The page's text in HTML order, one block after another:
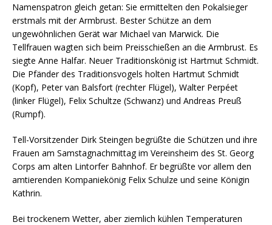
Namenspatron gleich getan: Sie ermittelten den Pokalsieger
erstmals mit der Armbrust. Bester Schütze an dem
ungewöhnlichen Gerät war Michael van Marwick. Die
Tellfrauen wagten sich beim Preisschießen an die Armbrust. Es
siegte Anne Halfar. Neuer Traditionskönig ist Hartmut Schmidt.
Die Pfänder des Traditionsvogels holten Hartmut Schmidt
(Kopf), Peter van Balsfort (rechter Flügel), Walter Perpéet
(linker Flügel), Felix Schultze (Schwanz) und Andreas Preuß
(Rumpf).
Tell-Vorsitzender Dirk Steingen begrüßte die Schützen und ihre
Frauen am Samstagnachmittag im Vereinsheim des St. Georg
Corps am alten Lintorfer Bahnhof. Er begrüßte vor allem den
amtierenden Kompaniekönig Felix Schulze und seine Königin
Kathrin.
Bei trockenem Wetter, aber ziemlich kühlen Temperaturen